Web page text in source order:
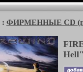
: ФИРМЕННЫЕ CD